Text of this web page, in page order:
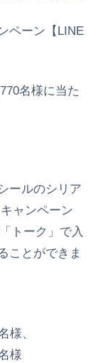
ペーン【LINE
名様に当た
ールのシリア
ャンペーン
トーク」で入
ことができま
様、
様